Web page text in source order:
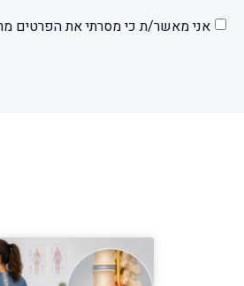
אני מאשר/ת כי מסרתי את הפרטים